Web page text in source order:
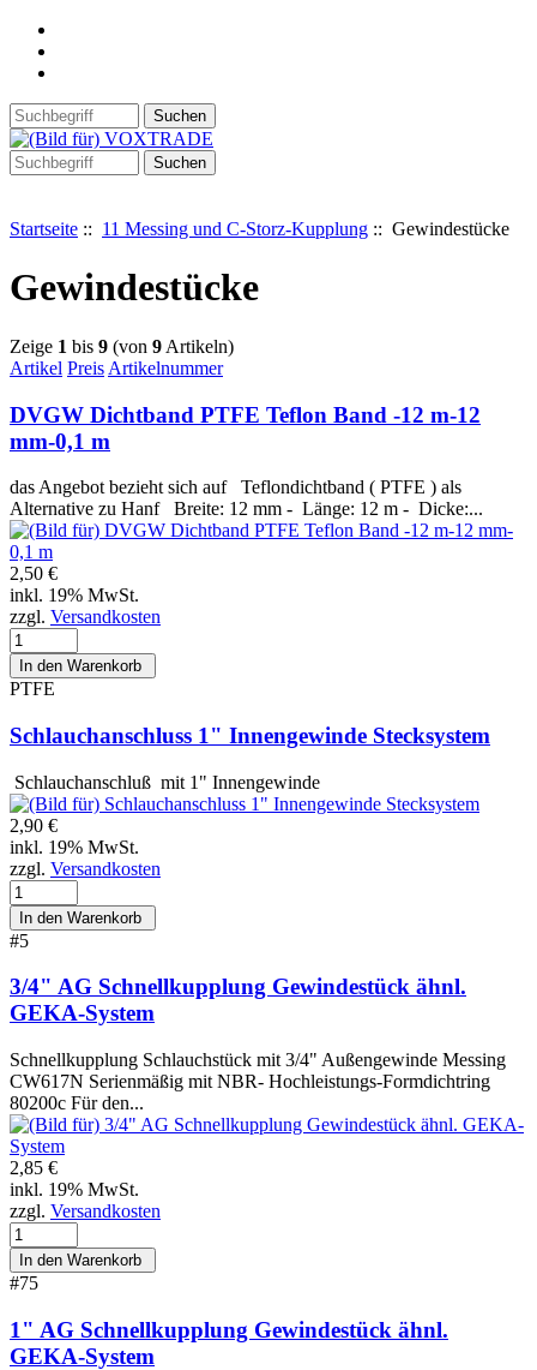
Startseite :: 11 Messing und C-Storz-Kupplung :: Gewindestücke
Gewindestücke
Zeige 1 bis 9 (von 9 Artikeln)
Artikel Preis Artikelnummer
DVGW Dichtband PTFE Teflon Band -12 m-12
mm-0,1 m
das Angebot bezieht sich auf Teflondichtband ( PTFE ) als
Alternative zu Hanf Breite: 12 mm - Länge: 12 m - Dicke:...
2,50 €
inkl. 19% MwSt.
zzgl. Versandkosten
PTFE
Schlauchanschluss 1" Innengewinde Stecksystem
Schlauchanschluß mit 1" Innengewinde
2,90 €
inkl. 19% MwSt.
zzgl. Versandkosten
#5
3/4" AG Schnellkupplung Gewindestück ähnl.
GEKA-System
Schnellkupplung Schlauchstück mit 3/4" Außengewinde Messing
CW617N Serienmäßig mit NBR- Hochleistungs-Formdichtring
80200c Für den...
2,85 €
inkl. 19% MwSt.
zzgl. Versandkosten
#75
1" AG Schnellkupplung Gewindestück ähnl.
GEKA-System